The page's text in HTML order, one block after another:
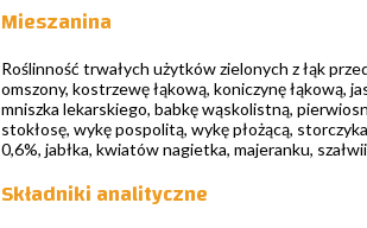
Mieszanina
Roślinność trwałych użytków zielonych z łąk
omszony, kostrzewę łąkową, koniczynę łąkową,
mniszka lekarskiego, babkę wąskolistną,
stokłosę, wykę pospolitą, wykę płożącą,
0,6%, jabłka, kwiatów nagietka, majeranku,
Składniki analityczne